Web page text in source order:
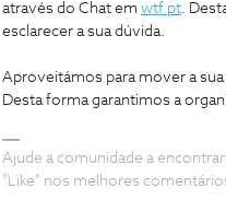
através do Chat em wtf.pt.
esclarecer a sua dúvida.
Aproveitámos para mover a
Desta forma garantimos a
Ajude a comunidade a
"Like" nos melhores